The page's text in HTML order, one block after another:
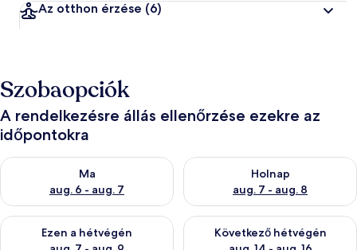
Az otthon érzése (6)
Szobaopciók
A rendelkezésre állás ellenőrzése ezekre az
időpontokra
Ma
aug. 6 - aug. 7
A ma esti rendelkezésre állás ellenőrzése: aug. 6 - aug. 7
Holnap
aug. 7 - aug. 8
A holnapi rendelkezésre állás
Ezen a hétvégén
A mostani hétvégi rendelkezésre állás ellenőrzése: aug. 7 -
Következő hétvégén
A következő hétvégi